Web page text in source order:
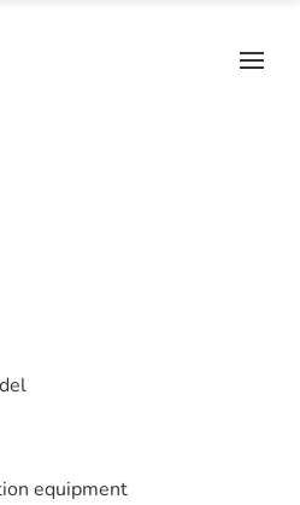
equipment